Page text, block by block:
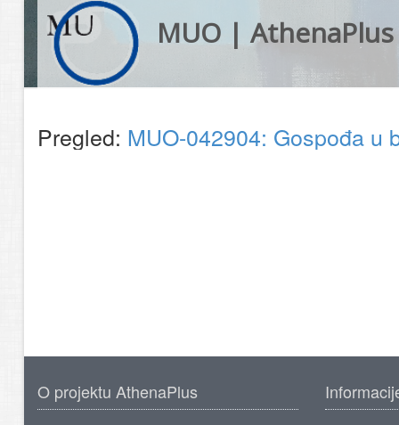
MUO | AthenaPlus
Pregled: MUO-042904: Gospođa u
O projektu AthenaPlus